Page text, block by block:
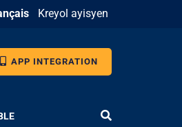
Kreyol ayisyen
APP INTEGRATION